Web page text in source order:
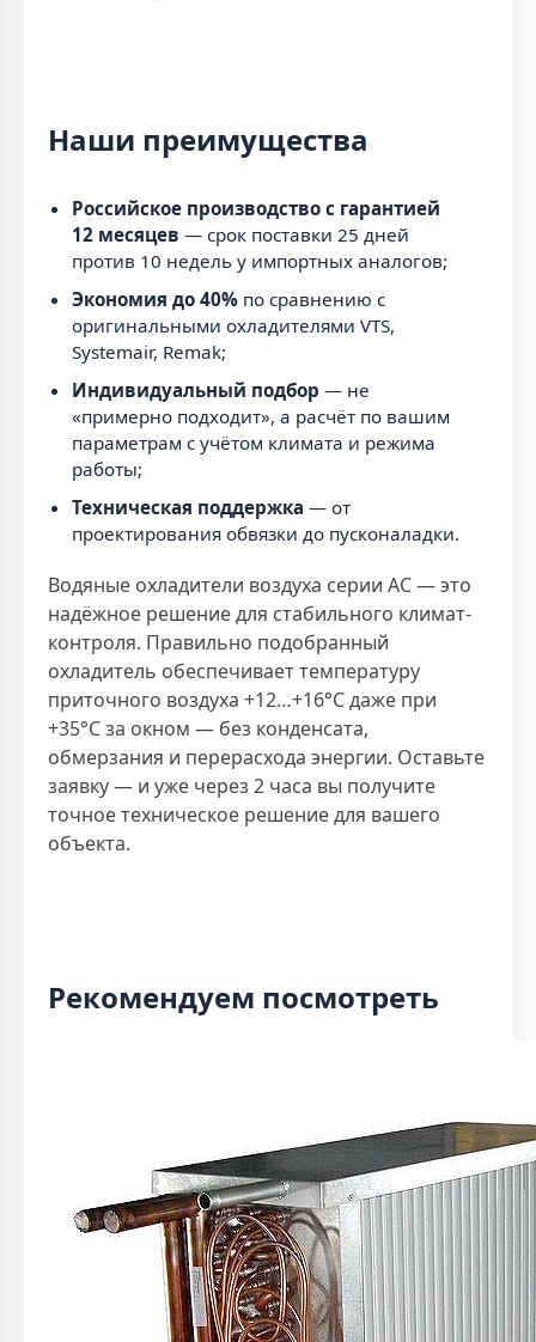
Наши преимущества
Российское производство с гарантией
12 месяцев — срок поставки 25 дней
против 10 недель у импортных аналогов;
Экономия до 40% по сравнению с
оригинальными охладителями VTS,
Systemair, Remak;
Индивидуальный подбор — не
«примерно подходит», а расчёт по вашим
параметрам с учётом климата и режима
работы;
Техническая поддержка — от
проектирования обвязки до пусконаладки.
Водяные охладители воздуха серии AC — это
надёжное решение для стабильного климат-
контроля. Правильно подобранный
охладитель обеспечивает температуру
приточного воздуха +12…+16°C даже при
+35°C за окном — без конденсата,
обмерзания и перерасхода энергии. Оставьте
заявку — и уже через 2 часа вы получите
точное техническое решение для вашего
объекта.
Рекомендуем посмотреть